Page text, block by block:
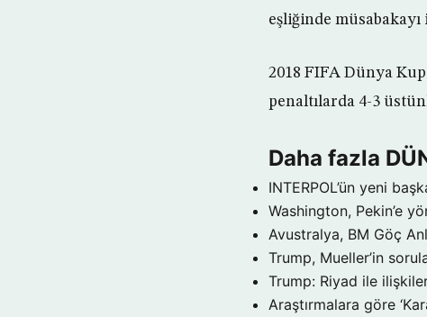
eşliğinde
2018 FIFA Dünya
penaltılarda 4-3
Daha fazla
INTERPOL’ün yeni
Washington, Pekin’e
Avustralya, BM Göç
Trump, Mueller’in
Trump: Riyad ile
Araştırmalara göre